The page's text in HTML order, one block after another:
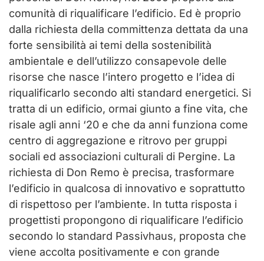
comunità di riqualificare l’edificio. Ed è proprio
dalla richiesta della committenza dettata da una
forte sensibilità ai temi della sostenibilità
ambientale e dell’utilizzo consapevole delle
risorse che nasce l’intero progetto e l’idea di
riqualificarlo secondo alti standard energetici. Si
tratta di un edificio, ormai giunto a fine vita, che
risale agli anni ‘20 e che da anni funziona come
centro di aggregazione e ritrovo per gruppi
sociali ed associazioni culturali di Pergine. La
richiesta di Don Remo è precisa, trasformare
l’edificio in qualcosa di innovativo e soprattutto
di rispettoso per l’ambiente. In tutta risposta i
progettisti propongono di riqualificare l’edificio
secondo lo standard Passivhaus, proposta che
viene accolta positivamente e con grande